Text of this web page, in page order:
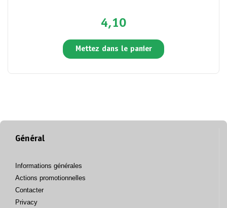
4,10
Mettez dans le panier
Général
Informations générales
Actions promotionnelles
Contacter
Privacy